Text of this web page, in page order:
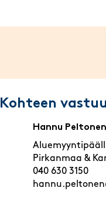
Kohteen
Hannu Peltonen
Pirkanmaa &
040 630 3150